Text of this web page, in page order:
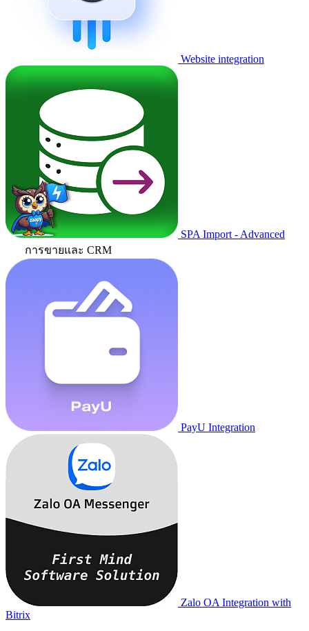
Website integration
SPA Import - Advanced
การขายและ CRM
PayU Integration
Zalo OA Integration with
Bitrix